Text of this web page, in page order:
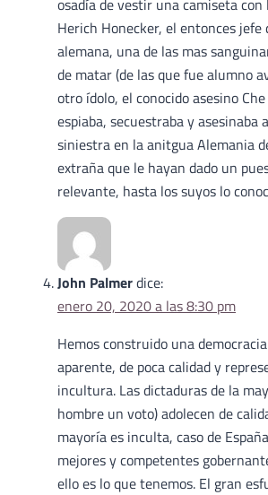
osadía de vestir una camiseta con
Herich Honecker, el entonces jefe
alemana, una de las mas
de matar (de las que fue alumno
otro ídolo, el conocido asesino
espiaba, secuestraba y asesinaba
siniestra en la anitgua Alemania
extraña que le hayan dado un
relevante, hasta los suyos lo
John Palmerdice:
enero 20, 2020 a las 8:30 pm
Hemos construido una
aparente, de poca calidad y
incultura. Las dictaduras de la
hombre un voto) adolecen de
mayoría es inculta, caso de
mejores y competentes
ello es lo que tenemos. El gran